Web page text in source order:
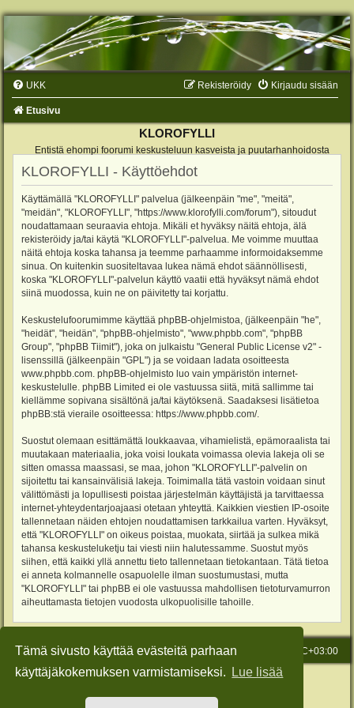
Tämä sivusto käyttää evästeitä parhaan
käyttäjäkokemuksen varmistamiseksi.
Lue lisää
UKK Kirjaudu sisään
Rekisteröidy
Etusivu
KLOROFYLLI
Entistä ehompi foorumi keskusteluun kasveista ja puutarhanhoidosta
KLOROFYLLI - Käyttöehdot
Käyttämällä "KLOROFYLLI" palvelua (jälkeenpäin "me", "meitä",
"meidän", "KLOROFYLLI", "https://www.klorofylli.com/forum"), sitoudut
noudattamaan seuraavia ehtoja. Mikäli et hyväksy näitä ehtoja, älä
rekisteröidy ja/tai käytä "KLOROFYLLI"-palvelua. Me voimme muuttaa
näitä ehtoja koska tahansa ja teemme parhaamme informoidaksemme
sinua. On kuitenkin suositeltavaa lukea nämä ehdot säännöllisesti,
koska "KLOROFYLLI"-palvelun käyttö vaatii että hyväksyt nämä ehdot
siinä muodossa, kuin ne on päivitetty tai korjattu.
Keskustelufoorumimme käyttää phpBB-ohjelmistoa, (jälkeenpäin "he",
"heidät", "heidän", "phpBB-ohjelmisto", "www.phpbb.com", "phpBB
Group", "phpBB Tiimit"), joka on julkaistu "General Public License v2" -
lisenssillä (jälkeenpäin "GPL") ja se voidaan ladata osoitteesta
www.phpbb.com . phpBB-ohjelmisto luo vain ympäristön internet-
keskustelulle. phpBB Limited ei ole vastuussa siitä, mitä sallimme tai
kiellämme sopivana sisältönä ja/tai käytöksenä. Saadaksesi lisätietoa
phpBB:stä vieraile osoitteessa: https://www.phpbb.com/.
Suostut olemaan esittämättä loukkaavaa, vihamielistä, epämoraalista tai
muutakaan materiaalia, joka voisi loukata voimassa olevia lakeja oli se
sitten omassa maassasi, se maa, johon "KLOROFYLLI"-palvelin on
sijoitettu tai kansainvälisiä lakeja. Toimimalla tätä vastoin voidaan sinut
välittömästi ja lopullisesti poistaa järjestelmän käyttäjistä ja tarvittaessa
internet-yhteydentarjoajaasi otetaan yhteyttä. Kaikkien viestien IP-osoite
tallennetaan näiden ehtojen noudattamisen tarkkailua varten. Hyväksyt,
että "KLOROFYLLI" on oikeus poistaa, muokata, siirtää ja sulkea mikä
tahansa keskusteluketju tai viesti niin halutessamme. Suostut myös
siihen, että kaikki yllä annettu tieto tallennetaan tietokantaan. Tätä tietoa
ei anneta kolmannelle osapuolelle ilman suostumustasi, mutta
"KLOROFYLLI" tai phpBB ei ole vastuussa mahdollisen tietoturvamurron
aiheuttamasta tietojen vuodosta ulkopuolisille tahoille.
Etusivu Kaikki ajat ovat UTC+03:00
Viesti Ylläpidolle
Keskustelufoorumin ohjelmistophpBB® Forum Software © phpBB Limited